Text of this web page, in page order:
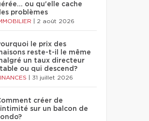
ou qu'elle cache
problèmes
2 août 2026
le prix des
reste-t-il le même
un taux directeur
ou qui descend?
31 juillet 2026
créer de
sur un balcon de